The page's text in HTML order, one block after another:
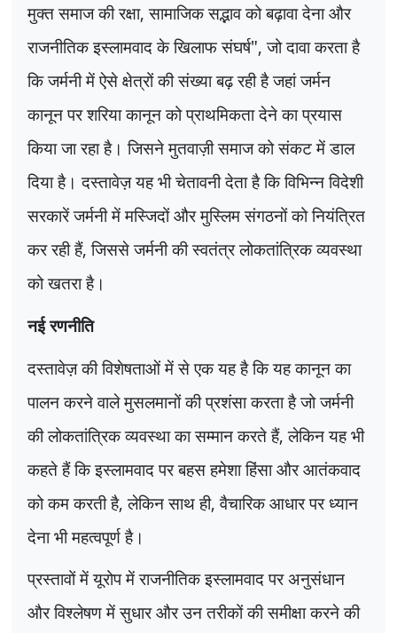
मुक्त समाज की रक्षा,सामाजिक सद्भाव को बढ़ावा देना और
राजनीतिक इस्लामवाद के खिलाफ संघर्ष",जो दावा करता है
कि जर्मनी में ऐसे क्षेत्रों की संख्या बढ़ रही है जहां जर्मन
कानून पर शरिया कानून को प्राथमिकता देने का प्रयास
किया जा रहा है। जिसने मुतवाज़ी समाज को संकट में डाल
दिया है। दस्तावेज़ यह भी चेतावनी देता है कि विभिन्न विदेशी
सरकारें जर्मनी में मस्जिदों और मुस्लिम संगठनों को नियंत्रित
कर रही हैं,जिससे जर्मनी की स्वतंत्र लोकतांत्रिक व्यवस्था
को खतरा है।
नई रणनीति
दस्तावेज़ की विशेषताओं में से एक यह है कि यह कानून का
पालन करने वाले मुसलमानों की प्रशंसा करता है जो जर्मनी
की लोकतांत्रिक व्यवस्था का सम्मान करते हैं,लेकिन यह भी
कहते हैं कि इस्लामवाद पर बहस हमेशा हिंसा और आतंकवाद
को कम करती है,लेकिन साथ ही,वैचारिक आधार पर ध्यान
देना भी महत्वपूर्ण है।
प्रस्तावों में यूरोप में राजनीतिक इस्लामवाद पर अनुसंधान
और विश्लेषण में सुधार और उन तरीकों की समीक्षा करने की